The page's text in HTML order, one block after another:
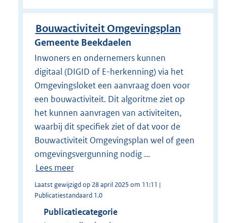
Bouwactiviteit Omgevingsplan
Gemeente Beekdaelen
Inwoners en ondernemers kunnen
digitaal (DIGID of E-herkenning) via het
Omgevingsloket een aanvraag doen voor
een bouwactiviteit. Dit algoritme ziet op
het kunnen aanvragen van activiteiten,
waarbij dit specifiek ziet of dat voor de
Bouwactiviteit Omgevingsplan wel of geen
omgevingsvergunning nodig ...
Lees meer
Laatst gewijzigd op 28 april 2025 om 11:11 |
Publicatiestandaard 1.0
Publicatiecategorie